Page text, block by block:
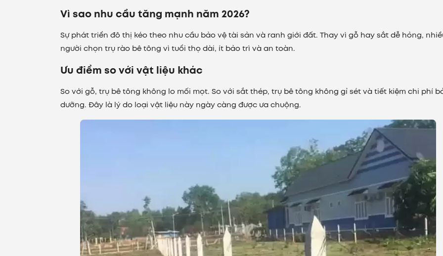
Vì sao nhu cầu tăng mạnh năm 2026?
Sự phát triển đô thị kéo theo nhu cầu bảo vệ tài sản và ranh giới đất. Thay vì gỗ hay sắt dễ hỏng,
người chọn trụ rào bê tông vì tuổi thọ dài, ít bảo trì và an toàn.
Ưu điểm so với vật liệu khác
So với gỗ, trụ bê tông không lo mối mọt. So với sắt thép, trụ bê tông không gỉ sét và tiết kiệm chi phí
dưỡng. Đây là lý do loại vật liệu này ngày càng được ưa chuộng.